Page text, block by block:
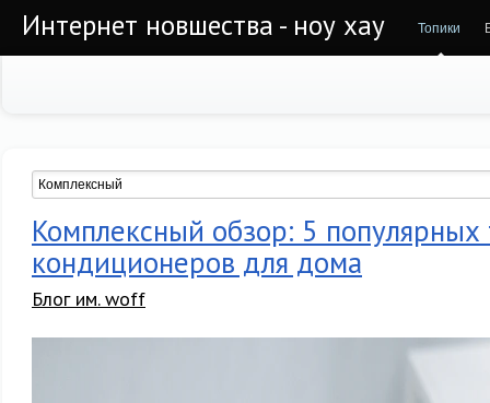
Интернет новшества - ноу хау Топики
Комплексный обзор: 5 популярных
кондиционеров для дома
Блог им. woff